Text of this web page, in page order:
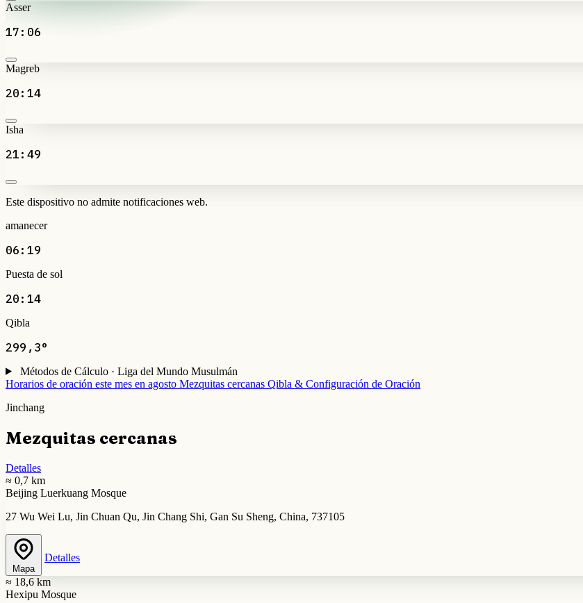
Asser
17:06
Magreb
20:14
Isha
21:49
Este dispositivo no admite notificaciones web.
amanecer
06:19
Puesta de sol
20:14
Qibla
299,3°
Métodos de Cálculo · Liga del Mundo Musulmán
Horarios de oración este mes en agosto Mezquitas cercanas Qibla & Configuración de Oración
Jinchang
Mezquitas cercanas
Detalles
≈ 0,7 km
Beijing Luerkuang Mosque
27 Wu Wei Lu, Jin Chuan Qu, Jin Chang Shi, Gan Su Sheng, China, 737105
Mapa
Detalles
≈ 18,6 km
Hexipu Mosque